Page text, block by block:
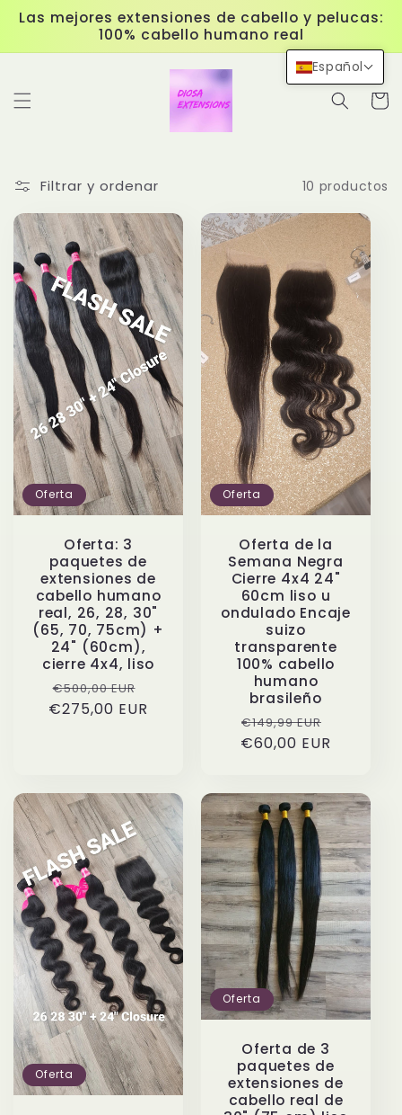
directamente
Las mejores extensiones de cabello y pelucas:
100% cabello humano real
Carrito
Filtrar y ordenar 10 productos
Oferta
Oferta: 3
paquetes de
extensiones de
cabello humano
real, 26, 28, 30"
(65, 70, 75cm) +
24" (60cm),
cierre 4x4, liso
Precio
habitual
€500,00 EURPrecio
de
€275,00 EUR
Oferta
Oferta de la
Semana Negra
Cierre 4x4 24"
60cm liso u
ondulado Encaje
suizo
transparente
100% cabello
humano
brasileño
Precio
habitual
€149,99 EUR
de
€60,00 EUR
Oferta
Oferta
Oferta de 3
paquetes de
extensiones de
cabello real de
Español